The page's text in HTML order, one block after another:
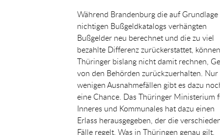
Während Brandenburg die auf Grundlage
nichtigen Bußgeldkatalogs verhängten
Bußgelder neu berechnet und die zu viel
bezahlte Differenz zurückerstattet, können
Thüringer bislang nicht damit rechnen,
von den Behörden zurückzuerhalten. Nur
wenigen Ausnahmefällen gibt es dazu
eine Chance. Das Thüringer Ministerium
Inneres und Kommunales hat dazu einen
Erlass herausgegeben, der die
Fälle regelt. Was in Thüringen genau gilt,